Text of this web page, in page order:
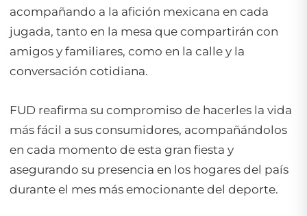
acompañando a la afición mexicana en cada
jugada, tanto en la mesa que compartirán con
amigos y familiares, como en la calle y la
conversación cotidiana.
FUD reafirma su compromiso de hacerles la vida
más fácil a sus consumidores, acompañándolos
en cada momento de esta gran fiesta y
asegurando su presencia en los hogares del país
durante el mes más emocionante del deporte.